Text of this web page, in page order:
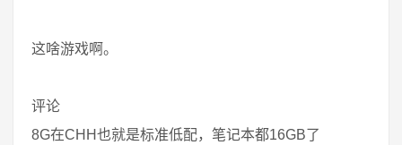
这啥游戏啊。
评论
8G在CHH也就是标准低配，笔记本都16GB了